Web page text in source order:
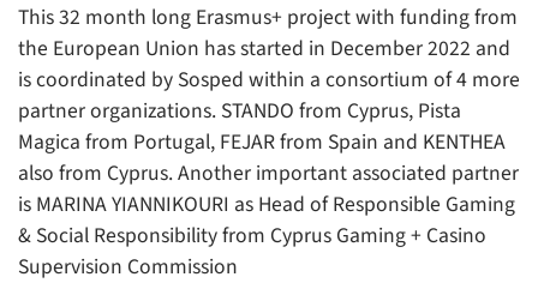
This 32 month long Erasmus+ project with funding from
the European Union has started in December 2022 and
is coordinated by Sosped within a consortium of 4 more
partner organizations. STANDO from Cyprus, Pista
Magica from Portugal, FEJAR from Spain and KENTHEA
also from Cyprus. Another important associated partner
is MARINA YIANNIKOURI as Head of Responsible Gaming
& Social Responsibility from Cyprus Gaming + Casino
Supervision Commission